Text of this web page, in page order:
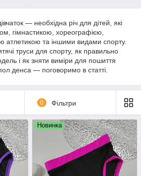
— необхідна річ для дітей, які
гімнастикою, хореографією,
атлетикою та іншими видами спорту.
труси для спорту, як правильно
і як зняти виміри для пошиття
денса — поговоримо в статті.
0 Фільтри
Новинка